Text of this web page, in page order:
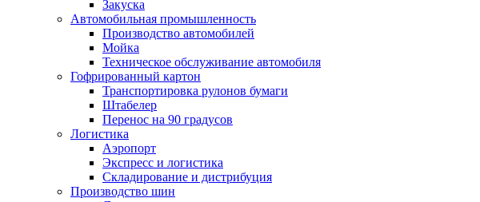
Закуска
Автомобильная промышленность
Производство автомобилей
Мойка
Техническое обслуживание автомобиля
Гофрированный картон
Транспортировка рулонов бумаги
Штабелер
Перенос на 90 градусов
Логистика
Аэропорт
Экспресс и логистика
Складирование и дистрибуция
Производство шин